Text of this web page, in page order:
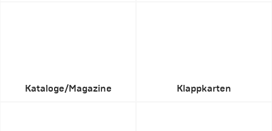
Kataloge/Magazine Klappkarten